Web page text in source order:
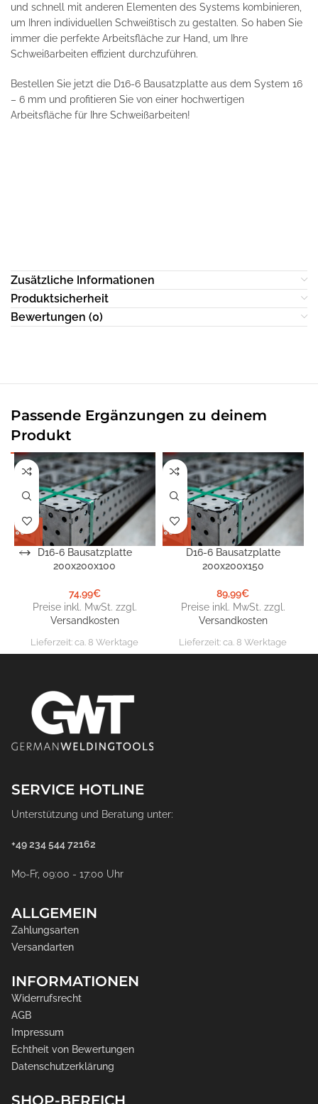
und schnell mit anderen Elementen des Systems kombinieren,
um Ihren individuellen Schweißtisch zu gestalten. So haben Sie
immer die perfekte Arbeitsfläche zur Hand, um Ihre
Schweißarbeiten effizient durchzuführen.
Bestellen Sie jetzt die D16-6 Bausatzplatte aus dem System 16
– 6 mm und profitieren Sie von einer hochwertigen
Arbeitsfläche für Ihre Schweißarbeiten!
Zusätzliche Informationen
Produktsicherheit
Bewertungen (0)
Passende Ergänzungen zu deinem
Produkt
D16-6 Bausatzplatte
200x200x100
74,99€
Preise inkl. MwSt. zzgl.
Versandkosten
Lieferzeit:ca. 8 Werktage
D16-6 Bausatzplatte
200x200x150
89,99€
Preise inkl. MwSt. zzgl.
Versandkosten
Lieferzeit:ca. 8 Werktage
SERVICE HOTLINE
Unterstützung und Beratung unter:
+49 234 544 72162
Mo-Fr, 09:00 - 17:00 Uhr
ALLGEMEIN
Zahlungsarten
Versandarten
INFORMATIONEN
Widerrufsrecht
AGB
Impressum
Echtheit von Bewertungen
Datenschutzerklärung
SHOP-BEREICH